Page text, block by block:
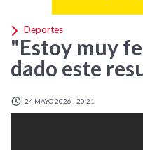
Deportes
"Estoy muy
dado este
24 MAYO 2026 - 20:21